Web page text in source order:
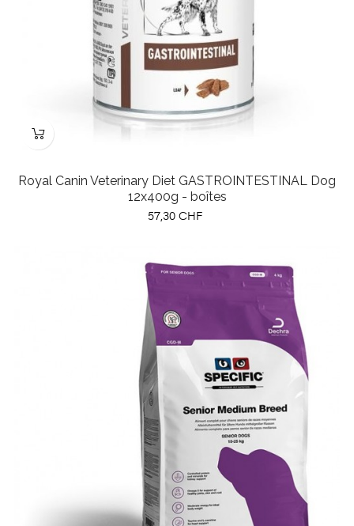
Royal Canin Veterinary Diet GASTROINTESTINAL Dog
12x400g - boîtes
Prix
57,30 CHF